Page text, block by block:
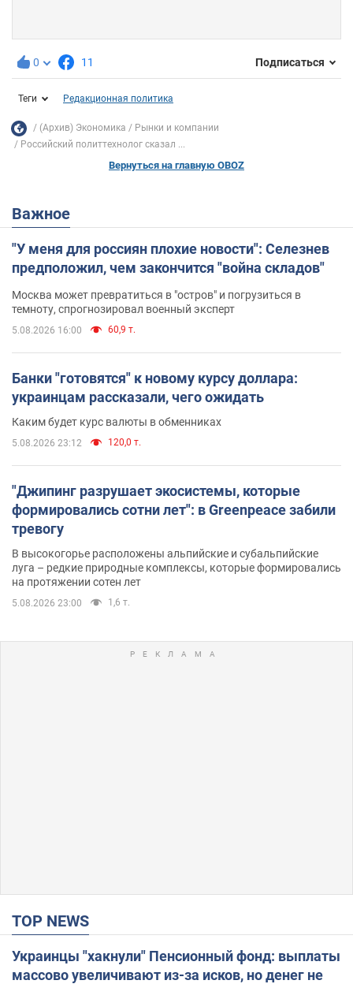
0 11 Подписаться
Теги Редакционная политика
(Архив) Экономика
Рынки и компании
Российский политтехнолог сказал ...
Вернуться на главную OBOZ
Важное
"У меня для россиян плохие новости": Селезнев
предположил, чем закончится "война складов"
Москва может превратиться в "остров" и погрузиться в
темноту, спрогнозировал военный эксперт
5.08.2026 16:00 60,9 т.
Банки "готовятся" к новому курсу доллара:
украинцам рассказали, чего ожидать
Каким будет курс валюты в обменниках
5.08.2026 23:12 120,0 т.
"Джипинг разрушает экосистемы, которые
формировались сотни лет": в Greenpeace забили
тревогу
В высокогорье расположены альпийские и субальпийские
луга – редкие природные комплексы, которые формировались
на протяжении сотен лет
5.08.2026 23:00 1,6 т.
TOP NEWS
Украинцы "хакнули" Пенсионный фонд: выплаты
массово увеличивают из-за исков, но денег не